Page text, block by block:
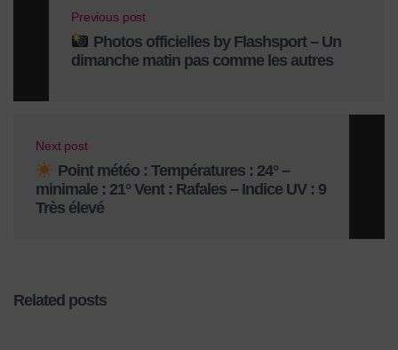
Previous post
Photos officielles by Flashsport – Un
dimanche matin pas comme les autres
Next post
Point météo : Températures : 24° –
minimale : 21° Vent : Rafales – Indice UV : 9
Très élevé
Related posts